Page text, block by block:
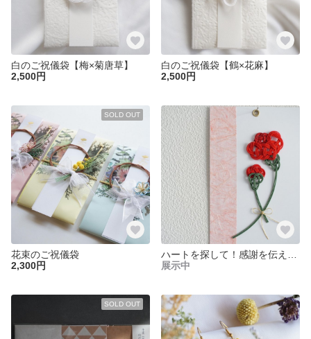
白のご祝儀袋【梅×菊唐草】
2,500円
白のご祝儀袋【鶴×花麻】
2,500円
SOLD OUT
花束のご祝儀袋
2,300円
展示中
SOLD OUT